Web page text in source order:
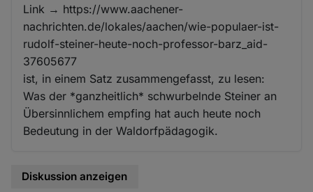
Link → https://www.aachener-
nachrichten.de/lokales/aachen/wie-populaer-ist-
rudolf-steiner-heute-noch-professor-barz_aid-
37605677
ist, in einem Satz zusammengefasst, zu lesen:
Was der *ganzheitlich* schwurbelnde Steiner an
Übersinnlichem empfing hat auch heute noch
Bedeutung in der Waldorfpädagogik.
Diskussion anzeigen